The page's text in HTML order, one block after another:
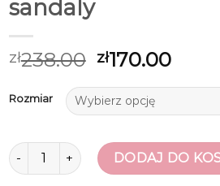
sandaly
zł238.00 zł170.00
Rozmiar
ilość sandaly DODAJ DO